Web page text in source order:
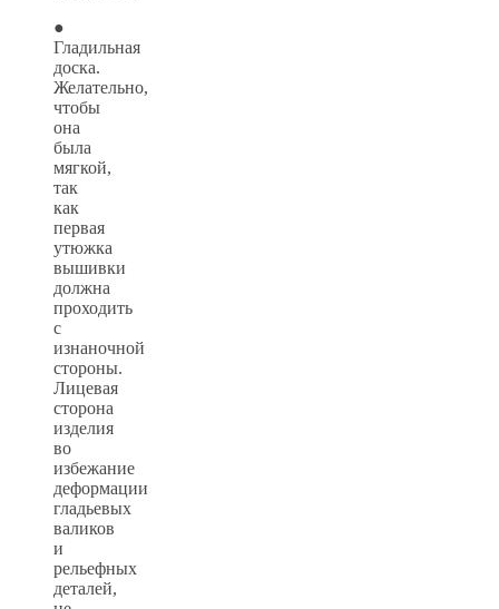
●
Гладильная
доска.
Желательно,
чтобы
она
была
мягкой,
так
как
первая
утюжка
вышивки
должна
проходить
с
изнаночной
стороны.
Лицевая
сторона
изделия
во
избежание
деформации
гладьевых
валиков
и
рельефных
деталей,